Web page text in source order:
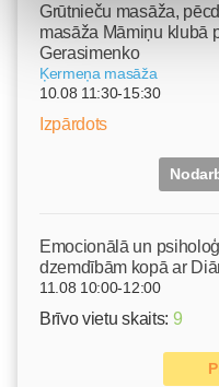
Grūtnieču masāža,
masāža Māmiņu klubā
Gerasimenko
Ķermeņa masāža
10.08 11:30-15:30
Izpārdots
Emocionālā un
dzemdībām kopā ar
11.08 10:00-12:00
Brīvo vietu skaits: 9